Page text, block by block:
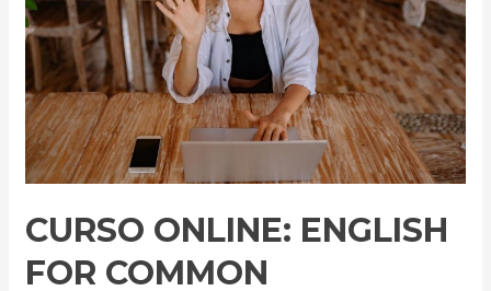
CURSO ONLINE: ENGLISH
FOR COMMON
Common
Interactions
in
the
Workplace:
Basic
Level
Pontificia
Universidad
Católica